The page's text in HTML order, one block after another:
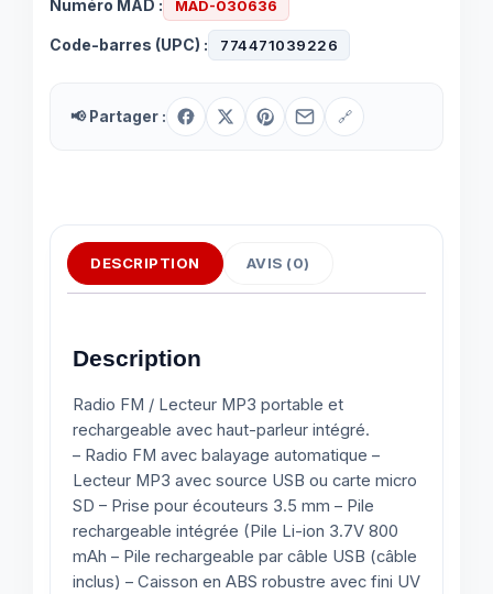
Numéro MAD : MAD-030636
Code-barres (UPC) : 774471039226
📢 Partager : 🔗
DESCRIPTION AVIS (0)
Description
Radio FM / Lecteur MP3 portable et
rechargeable avec haut-parleur intégré.
– Radio FM avec balayage automatique –
Lecteur MP3 avec source USB ou carte micro
SD – Prise pour écouteurs 3.5 mm – Pile
rechargeable intégrée (Pile Li-ion 3.7V 800
mAh – Pile rechargeable par câble USB (câble
inclus) – Caisson en ABS robustre avec fini UV